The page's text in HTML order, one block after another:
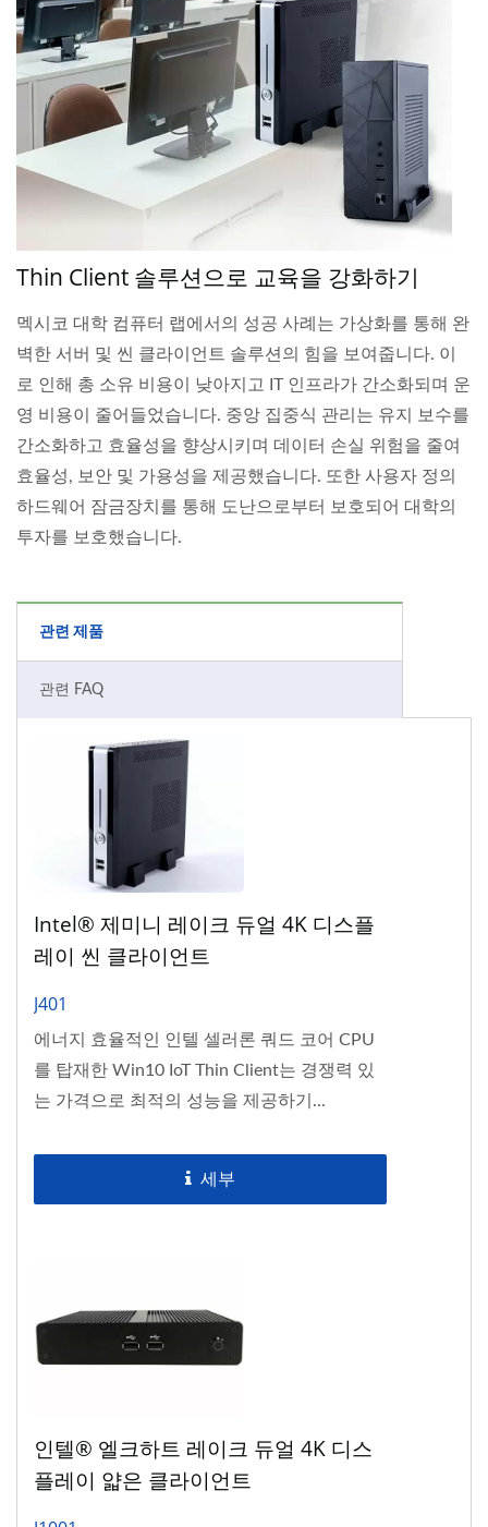
Thin Client 솔루션으로 교육을 강화하기
멕시코 대학 컴퓨터 랩에서의 성공 사례는 가상화를 통해 완
벽한 서버 및 씬 클라이언트 솔루션의 힘을 보여줍니다. 이
로 인해 총 소유 비용이 낮아지고 IT 인프라가 간소화되며 운
영 비용이 줄어들었습니다. 중앙 집중식 관리는 유지 보수를
간소화하고 효율성을 향상시키며 데이터 손실 위험을 줄여
효율성, 보안 및 가용성을 제공했습니다. 또한 사용자 정의
하드웨어 잠금장치를 통해 도난으로부터 보호되어 대학의
투자를 보호했습니다.
관련 제품
관련 FAQ
Intel® 제미니 레이크 듀얼 4K 디스플
레이 씬 클라이언트
J401
에너지 효율적인 인텔 셀러론 쿼드 코어 CPU
를 탑재한 Win10 IoT Thin Client는 경쟁력 있
는 가격으로 최적의 성능을 제공하기...
세부
인텔® 엘크하트 레이크 듀얼 4K 디스
플레이 얇은 클라이언트